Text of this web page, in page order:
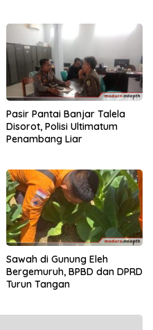
Pasir Pantai Banjar Talela
Disorot, Polisi Ultimatum
Penambang Liar
Sawah di Gunung Eleh
Bergemuruh, BPBD dan DPRD
Turun Tangan